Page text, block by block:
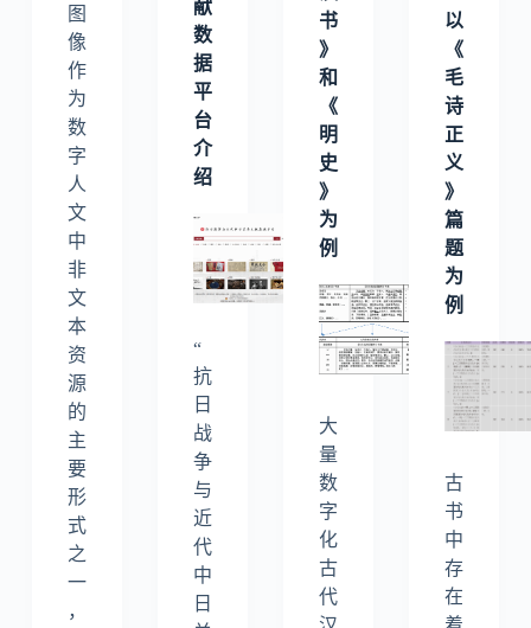
图
像
作
为
数
字
人
文
中
非
文
本
资
源
的
主
要
形
式
之
一
，
献
数
据
平
台
介
绍
“
抗
日
战
争
与
近
代
中
日
书
》
和
《
明
史
》
为
例
大
量
数
字
化
古
代
以
《
毛
诗
正
义
》
篇
题
为
例
古
书
中
存
在